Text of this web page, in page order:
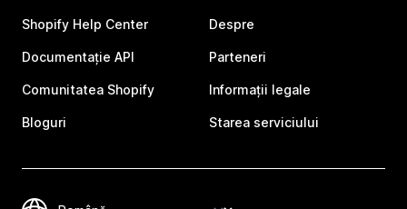
Shopify Help Center
Documentație API
Comunitatea Shopify
Bloguri
Despre
Parteneri
Informații legale
Starea serviciului